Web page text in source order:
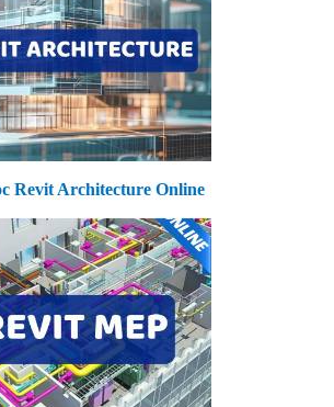
Revit Architecture Online